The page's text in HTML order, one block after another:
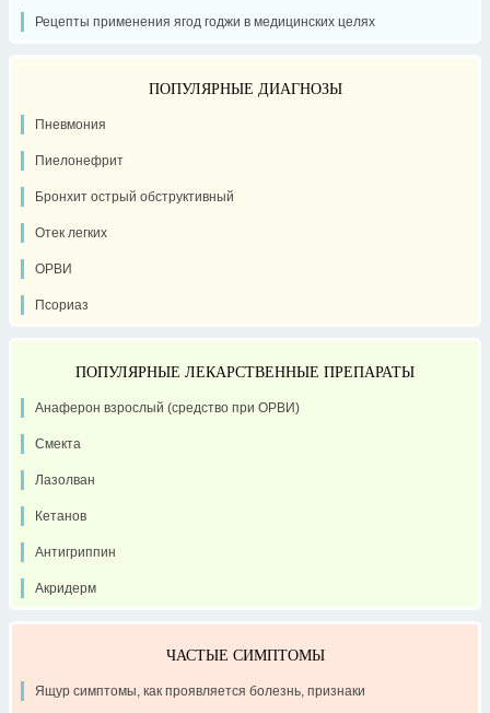
Рецепты применения ягод годжи в медицинских целях
ПОПУЛЯРНЫЕ ДИАГНОЗЫ
Пневмония
Пиелонефрит
Бронхит острый обструктивный
Отек легких
ОРВИ
Псориаз
ПОПУЛЯРНЫЕ ЛЕКАРСТВЕННЫЕ ПРЕПАРАТЫ
Анаферон взрослый (средство при ОРВИ)
Смекта
Лазолван
Кетанов
Антигриппин
Акридерм
ЧАСТЫЕ СИМПТОМЫ
Ящур симптомы, как проявляется болезнь, признаки